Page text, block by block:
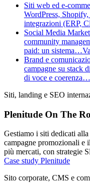
Siti web ed e-
WordPress,
integrazioni (ERP,
Social Media
community
paid: un sistema…
Brand e
campagne su stack
di voce e coerenza…
Siti, landing e SEO
Plenitude On The
Gestiamo i siti dedicati
campagne promozionali e
più mercati, con strategie
Case study Plenitude
Sito corporate, CMS e